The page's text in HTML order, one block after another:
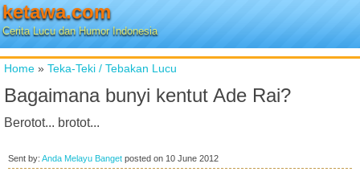
ketawa.com
Cerita Lucu dan Humor Indonesia
Home » Teka-Teki / Tebakan Lucu
Bagaimana bunyi kentut Ade Rai?
Berotot... brotot...
Sent by: Anda Melayu Banget posted on 10 June 2012